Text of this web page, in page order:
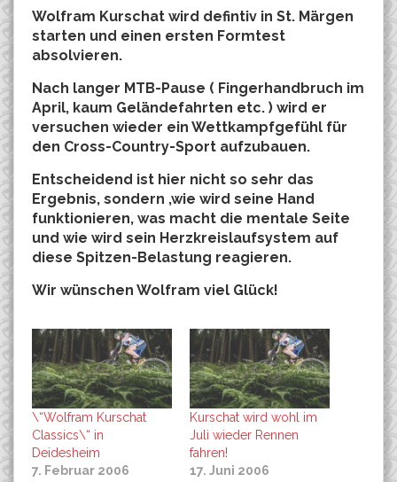
Wolfram Kurschat wird defintiv in St. Märgen
starten und einen ersten Formtest
absolvieren.
Nach langer MTB-Pause ( Fingerhandbruch im
April, kaum Geländefahrten etc. ) wird er
versuchen wieder ein Wettkampfgefühl für
den Cross-Country-Sport aufzubauen.
Entscheidend ist hier nicht so sehr das
Ergebnis, sondern ,wie wird seine Hand
funktionieren, was macht die mentale Seite
und wie wird sein Herzkreislaufsystem auf
diese Spitzen-Belastung reagieren.
Wir wünschen Wolfram viel Glück!
\“Wolfram Kurschat
Classics\“ in
Deidesheim
7. Februar 2006
Kurschat wird wohl im
Juli wieder Rennen
fahren!
17. Juni 2006